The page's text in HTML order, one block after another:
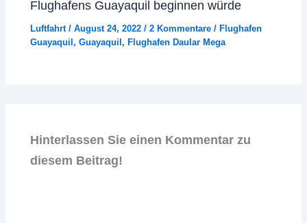
Flughafens Guayaquil beginnen würde
Luftfahrt/August 24, 2022/2 Kommentare / Flughafen
Guayaquil,Guayaquil, Flughafen Daular Mega
Hinterlassen Sie einen Kommentar zu
diesem Beitrag!